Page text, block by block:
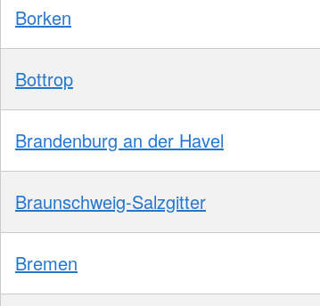
Borken
Bottrop
Brandenburg an der Havel
Braunschweig-Salzgitter
Bremen